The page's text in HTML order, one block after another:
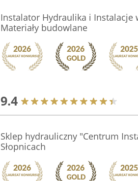
Instalator Hydraulika i Instalacje
Materiały budowlane
9.4
Sklep hydrauliczny "Centrum
Słopnicach